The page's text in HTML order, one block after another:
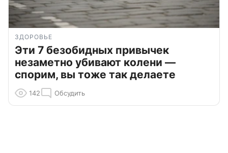
ЗДОРОВЬЕ
Эти 7 безобидных привычек
незаметно убивают колени —
спорим, вы тоже так делаете
142 Обсудить